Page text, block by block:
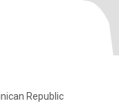
Republic